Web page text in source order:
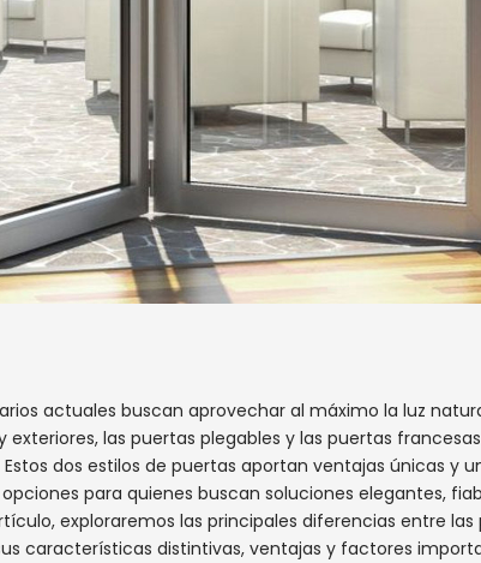
actuales buscan aprovechar al máximo la luz
las puertas plegables y las puertas
dos estilos de puertas aportan ventajas únicas y
para quienes buscan soluciones elegantes,
exploraremos las principales diferencias entre las
características distintivas, ventajas y factores